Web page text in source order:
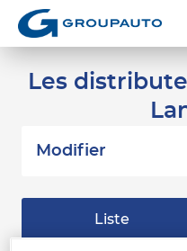
Les
Modifier
Liste